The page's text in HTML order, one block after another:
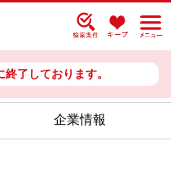
了しております。
企業情報